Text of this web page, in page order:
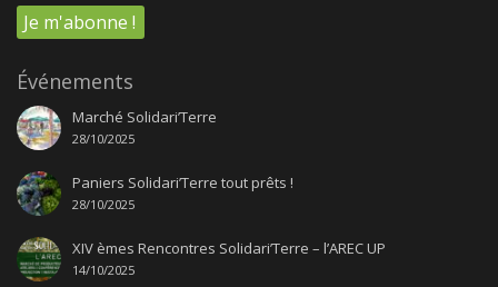
Événements
Marché Solidari’Terre
28/10/2025
Paniers Solidari’Terre tout prêts !
28/10/2025
XIV èmes Rencontres Solidari’Terre – l’AREC UP
14/10/2025